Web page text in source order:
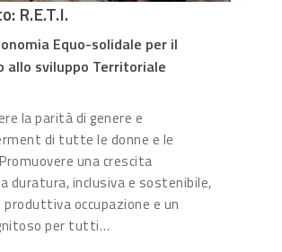
R.E.T.I.
Equo-solidale per il
allo sviluppo Territoriale
la parità di genere e
di tutte le donne e le
una crescita
duratura, inclusiva e sostenibile,
produttiva occupazione e un
per tutti…